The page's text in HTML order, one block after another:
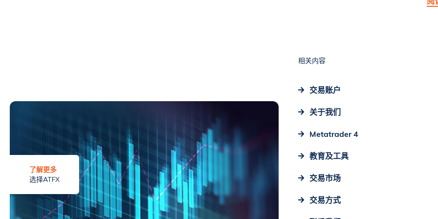
了解更多
选择ATFX
相关内容
交易账户
关于我们
Metatrader 4
教育及工具
交易市场
交易方式